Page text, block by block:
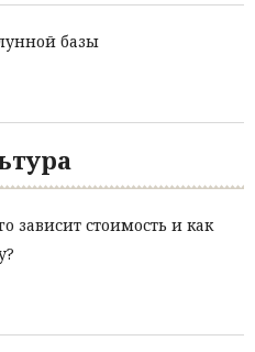
базы
зависит стоимость и как